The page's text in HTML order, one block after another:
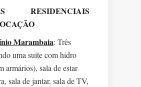
RESIDENCIAIS
Marambaia: Três
uma suíte com hidro
armários), sala de estar
sala de jantar, sala de TV,